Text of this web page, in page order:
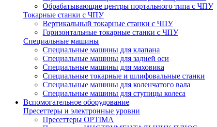
Обрабатывающие центры портального типа с ЧПУ
Токарные станки с ЧПУ
Вертикальный токарные станки с ЧПУ
Горизонтальные токарные станки с ЧПУ
Специальные машины
Специальные машины для клапана
Специальные машины для задней оси
Специальные машины для маховика
Специальные токарные и шлифовальные станки
Специальные машины для коленчатого вала
Специальные машины для ступицы колеса
Вспомогательное оборудование
Пресеттеры и электронные уровни
Пресеттеры OPTIMA